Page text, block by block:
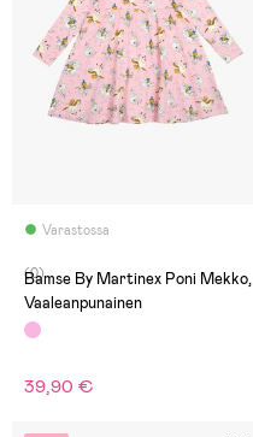
Varastossa
(0)
Bamse By Martinex Poni Mekko,
Vaaleanpunainen
39,90 €